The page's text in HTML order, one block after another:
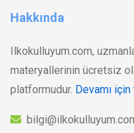
Hakkında
Ilkokulluyum.com,
materyallerinin ücretsiz
platformudur. Devamı için